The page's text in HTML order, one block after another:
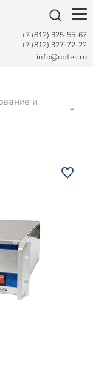
+7 (812) 325-55-67
info@optec.ru
+7 (812) 327-72-22
и